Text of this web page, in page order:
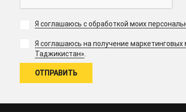
Я соглашаюсь с обработкой моих
Я соглашаюсь на получение
Таджикистан».